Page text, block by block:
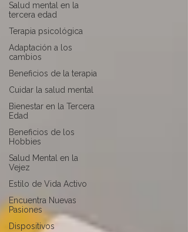
Salud mental en la
tercera edad
Terapia psicológica
Adaptación a los
cambios
Beneficios de la terapia
Cuidar la salud mental
Bienestar en la Tercera
Edad
Beneficios de los
Hobbies
Salud Mental en la
Vejez
Estilo de Vida Activo
Encuentra Nuevas
Pasiones
Dispositivos